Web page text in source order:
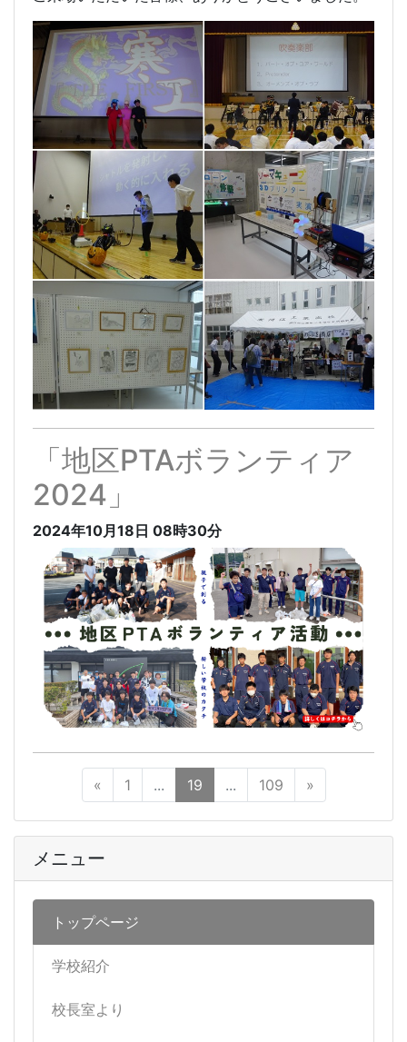
メニュー
トップページ
学校紹介
校長室より
「地区PTAボランティア
2024」
2024年10月18日 08時30分
« 1 ... 19 ... 109 »